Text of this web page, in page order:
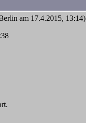
am 17.4.2015, 13:14)